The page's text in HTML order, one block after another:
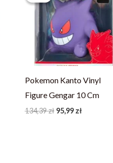
Pokemon Kanto Vinyl
Figure Gengar 10 Cm
134,39zł
134,39 zł.
95,99 zł
95,99 zł.